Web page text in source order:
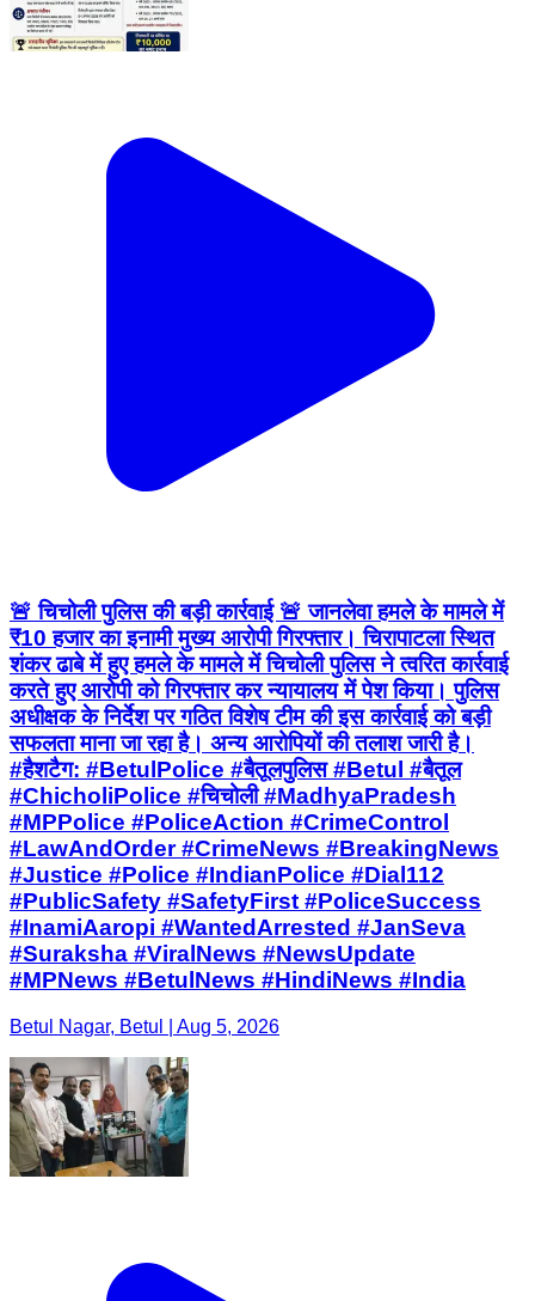
🚨 चिचोली पुलिस की बड़ी कार्रवाई 🚨 जानलेवा हमले के मामले में
₹10 हजार का इनामी मुख्य आरोपी गिरफ्तार। चिरापाटला स्थित
शंकर ढाबे में हुए हमले के मामले में चिचोली पुलिस ने त्वरित कार्रवाई
करते हुए आरोपी को गिरफ्तार कर न्यायालय में पेश किया। पुलिस
अधीक्षक के निर्देश पर गठित विशेष टीम की इस कार्रवाई को बड़ी
सफलता माना जा रहा है। अन्य आरोपियों की तलाश जारी है।
#हैशटैग: #BetulPolice #बैतूलपुलिस #Betul #बैतूल
#ChicholiPolice #चिचोली #MadhyaPradesh
#MPPolice #PoliceAction #CrimeControl
#LawAndOrder #CrimeNews #BreakingNews
#Justice #Police #IndianPolice #Dial112
#PublicSafety #SafetyFirst #PoliceSuccess
#InamiAaropi #WantedArrested #JanSeva
#Suraksha #ViralNews #NewsUpdate
#MPNews #BetulNews #HindiNews #India
Betul Nagar, Betul | Aug 5, 2026